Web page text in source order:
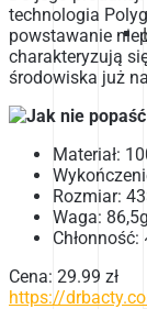
technologia
powstawanie
charakteryzują
środowiska już
Materiał:
Rozmiar:
Waga: 86,5g
Cena: 29.99 zł
https://